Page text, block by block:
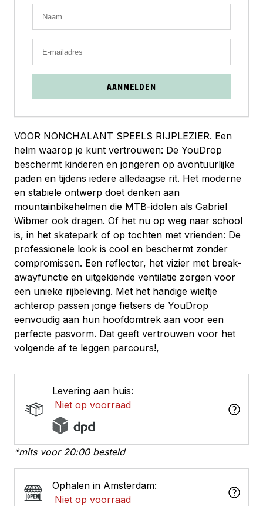
AANMELDEN
VOOR NONCHALANT SPEELS RIJPLEZIER. Een
helm waarop je kunt vertrouwen: De YouDrop
beschermt kinderen en jongeren op avontuurlijke
paden en tijdens iedere alledaagse rit. Het moderne
en stabiele ontwerp doet denken aan
mountainbikehelmen die MTB-idolen als Gabriel
Wibmer ook dragen. Of het nu op weg naar school
is, in het skatepark of op tochten met vrienden: De
professionele look is cool en beschermt zonder
compromissen. Een reflector, het vizier met break-
awayfunctie en uitgekiende ventilatie zorgen voor
een unieke rijbeleving. Met het handige wieltje
achterop passen jonge fietsers de YouDrop
eenvoudig aan hun hoofdomtrek aan voor een
perfecte pasvorm. Dat geeft vertrouwen voor het
volgende af te leggen parcours!,
Levering aan huis:
Niet op voorraad
*mits voor 20:00 besteld
Ophalen in Amsterdam:
Niet op voorraad